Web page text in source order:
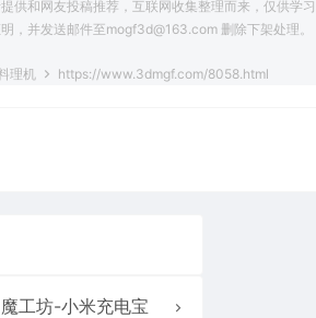
供和网友投稿推荐，互联网收集整理而来，仅供学
，并发送邮件至mogf3d@163.com 删除下架处理。
理机 https://www.3dmgf.com/8058.html
魔工坊-小米充电宝